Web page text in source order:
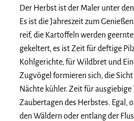
Der Herbst ist der Maler unter
Es ist die Jahreszeit zum
reif, die Kartoffeln werden
gekeltert, es ist Zeit für deftige
Kohlgerichte, für Wildbret und
Zugvögel formieren sich, die
Nächte kühler. Zeit für ausgiebige
Zaubertagen des Herbstes. Egal,
den Wäldern oder entlang der